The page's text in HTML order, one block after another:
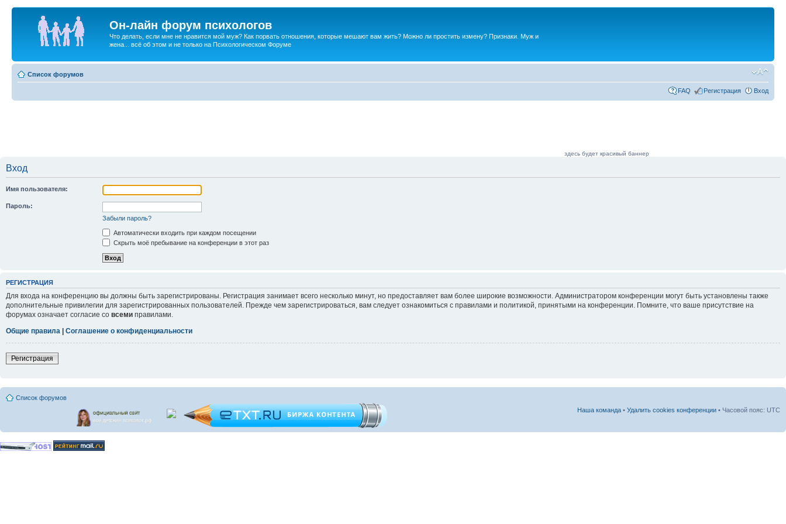
Он-лайн форум психологов
Что делать, если мне не нравится мой муж? Как порвать отношения, которые мешают вам жить? Можно ли простить измену? Признаки. Муж и
жена... всё об этом и не только на Психологическом Форуме
Список форумов
FAQ Регистрация Вход
здесь будет красивый баннер
Вход
Имя пользователя:
Пароль:
Забыли пароль?
Автоматически входить при каждом посещении
Скрыть моё пребывание на конференции в этот раз
РЕГИСТРАЦИЯ
Для входа на конференцию вы должны быть зарегистрированы. Регистрация занимает всего несколько минут, но предоставляет вам более широкие возможности. Администратором конференции могут быть установлены также
дополнительные привилегии для зарегистрированных пользователей. Прежде чем зарегистрироваться, вам следует ознакомиться с правилами и политикой, принятыми на конференции. Помните, что ваше присутствие на
форумах означает согласие со всеми правилами.
Общие правила
Соглашение о конфиденциальности
Регистрация
Список форумов
Наша команда • Удалить cookies конференции • Часовой пояс: UTC